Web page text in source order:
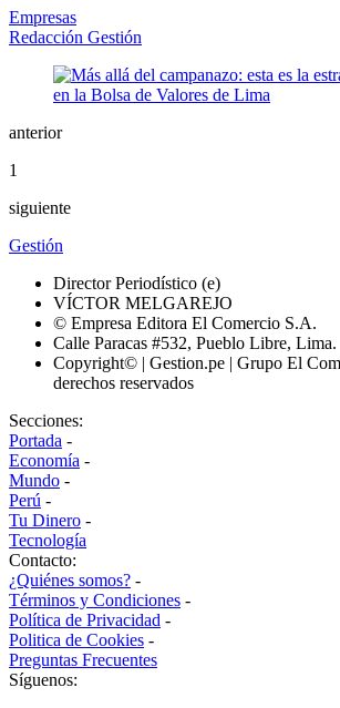
Empresas
Redacción Gestión
anterior
1
siguiente
Gestión
Director Periodístico (e)
VÍCTOR MELGAREJO
© Empresa Editora El Comercio S.A.
Calle Paracas #532, Pueblo Libre, Lima.
Copyright© | Gestion.pe | Grupo El
derechos reservados
Secciones:
Portada -
Economía -
Mundo -
Perú -
Tu Dinero -
Tecnología
Contacto:
¿Quiénes somos? -
Términos y Condiciones -
Política de Privacidad -
Politica de Cookies -
Preguntas Frecuentes
Síguenos: